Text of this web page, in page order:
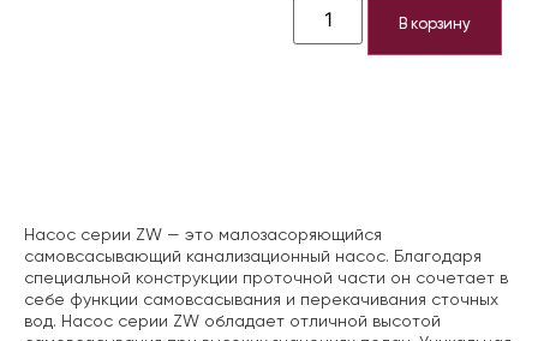
В корзину
Насос серии ZW — это малозасоряющийся
самовсасывающий канализационный насос. Благодаря
специальной конструкции проточной части он сочетает в
себе функции самовсасывания и перекачивания сточных
вод. Насос серии ZW обладает отличной высотой